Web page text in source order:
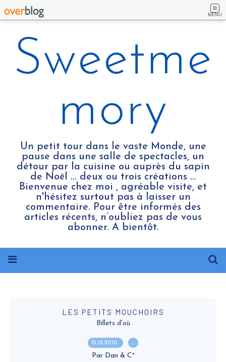
MENU
Sweetme
mory
Un petit tour dans le vaste Monde, une
pause dans une salle de spectacles, un
détour par la cuisine ou auprès du sapin
de Noël ... deux ou trois créations …
Bienvenue chez moi , agréable visite, et
n'hésitez surtout pas à laisser un
commentaire. Pour être informés des
articles récents, n’oubliez pas de vous
abonner. A bientôt.
LES PETITS MOUCHOIRS
Billets d'où
15.12.2010 …
Par Dan & C°